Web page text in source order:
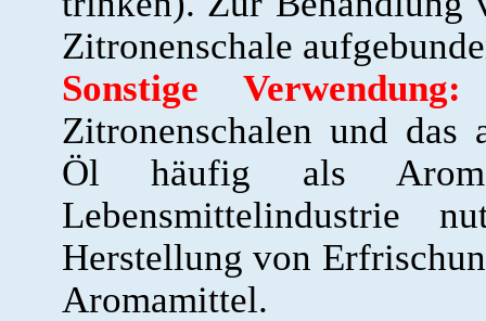
Zitronenschale
Sonstige Verwendung:
Zitronenschalen und das
Öl häufig als
Lebensmittelindustrie
Herstellung von
Aromamittel.